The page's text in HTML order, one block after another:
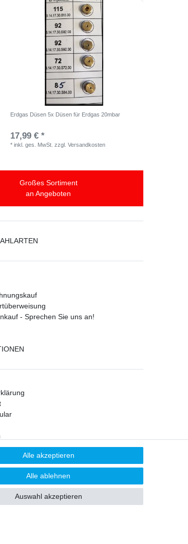
Erdgas Düsen 5x Düsen für Erdgas 20mbar
17,99 € *
*inkl. ges. MwSt. zzgl.Versandkosten
Großes Sortiment
an Angeboten
- Sprechen Sie uns an!
Alle akzeptieren
Alle ablehnen
Auswahl akzeptieren